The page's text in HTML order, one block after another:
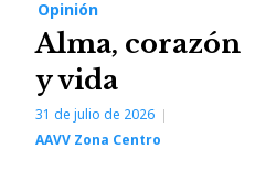
Opinión
Alma, corazón
y vida
31 de julio de 2026
AAVV Zona Centro